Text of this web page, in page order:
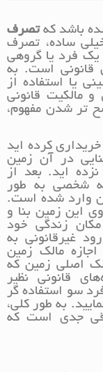
باشد کهتصرف
ساده، تصرف
یک فرد یا گروهی
قانونی است. به
یا استفاده از
مالکیت قانونی
تر شدن مفهوم،
کرده اید
در آن زمین
اید. بعد از
شخصی به طور
وارد شده است.
این زمین بنا و
زندگی خود
غیرقانونی به
مالک زمین
اصلی زمین که
قانونی نظیر
سو استفاده گر
به طور کلی،
جدی است که